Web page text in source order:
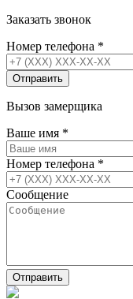
Заказать звонок
Номер телефона *
Вызов замерщика
Ваше имя *
Номер телефона *
Сообщение